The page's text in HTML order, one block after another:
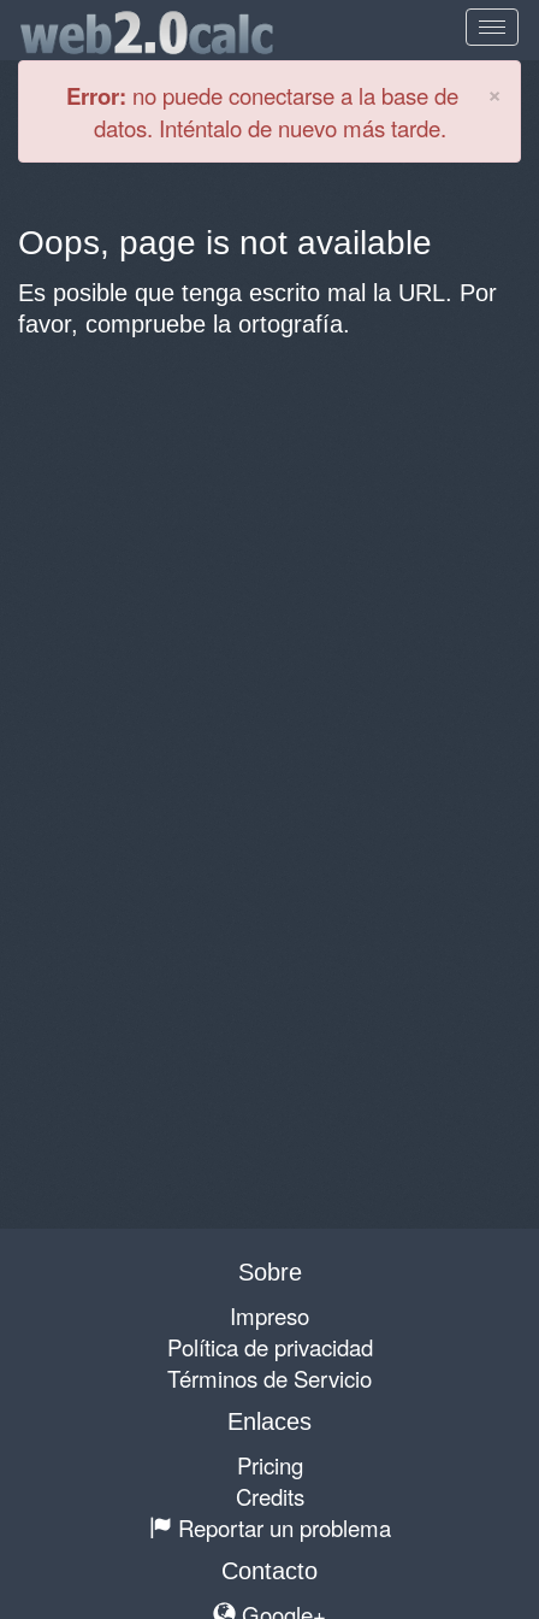
×
Error: no puede conectarse a la base de
datos. Inténtalo de nuevo más tarde.
Oops, page is not available
Es posible que tenga escrito mal la URL. Por
favor, compruebe la ortografía.
Sobre
Impreso
Política de privacidad
Términos de Servicio
Enlaces
Pricing
Credits
Reportar un problema
Contacto